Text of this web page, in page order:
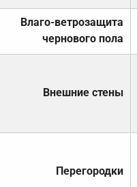
Влаго-ветрозащита
чернового пола
Внешние стены
Перегородки